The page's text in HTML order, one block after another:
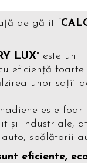
de gătit “
LUX" este un
eficiență foarte
unor sații de
este foarte
și industriale,
spălătorii auto
eficiente,